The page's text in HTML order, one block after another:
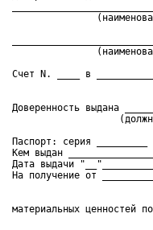
(наименование
(наименование
Счет N. ____ в
Доверенность выдана
(должность)
Паспорт: серия _________
Кем выдан
Дата выдачи
На получение от
материальных ценностей по